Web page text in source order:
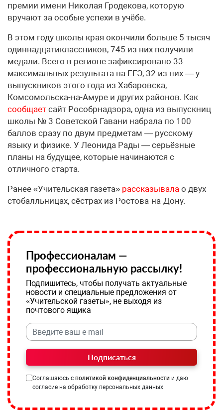
премии имени Николая Гродекова, которую
вручают за особые успехи в учёбе.
В этом году школы края окончили больше 5 тысяч
одиннадцатиклассников, 745 из них получили
медали. Всего в регионе зафиксировано 33
максимальных результата на ЕГЭ, 32 из них — у
выпускников этого года из Хабаровска,
Комсомольска-на-Амуре и других районов. Как
сообщает сайт Рособрнадзора, одна из выпускниц
школы № 3 Советской Гавани набрала по 100
баллов сразу по двум предметам — русскому
языку и физике. У Леонида Рады — серьёзные
планы на будущее, которые начинаются с
отличного старта.
Ранее «Учительская газета» рассказывала о двух
стобалльницах, сёстрах из Ростова-на-Дону.
Профессионалам —
профессиональную рассылку!
Подпишитесь, чтобы получать актуальные
новости и специальные предложения от
«Учительской газеты», не выходя из
почтового ящика
Подписаться
Соглашаюсь с политикой конфиденциальности и даю
согласие на обработку персональных данных